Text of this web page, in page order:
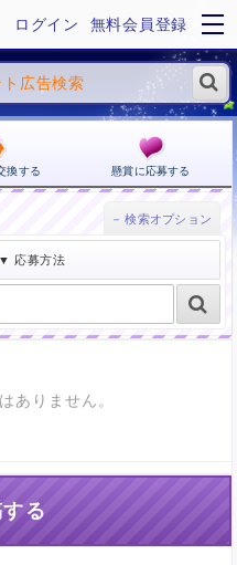
ログイン 無料会員登録
換する 懸賞に応募する
ありません。
る